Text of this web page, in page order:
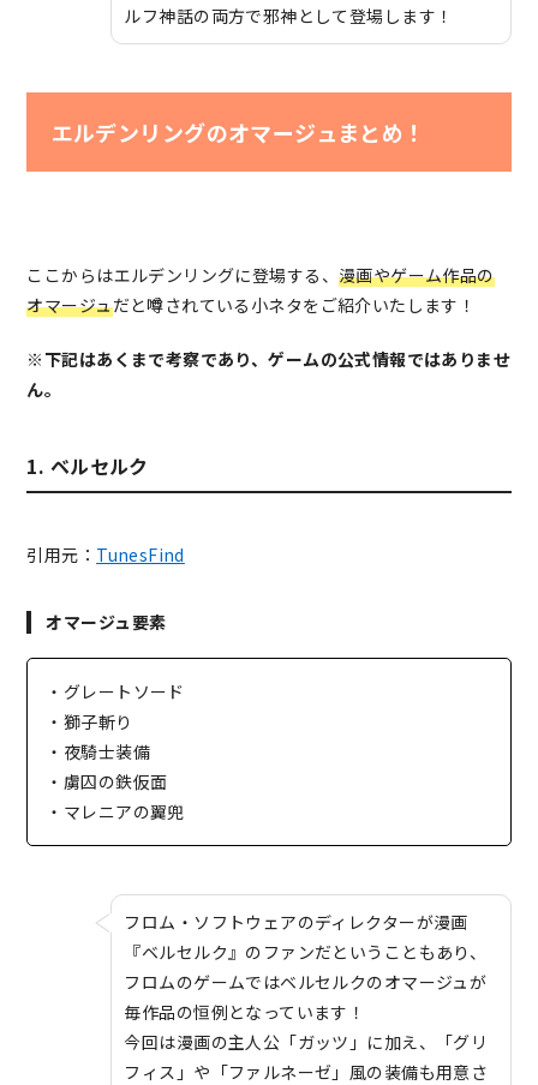
ルフ神話の両方で邪神として登場します！
エルデンリングのオマージュまとめ！
ここからはエルデンリングに登場する、 漫画やゲーム作品の
オマージュだと噂されている小ネタをご紹介いたします！
※下記はあくまで考察であり、ゲームの公式情報ではありませ
ん。
1. ベルセルク
引用元： TunesFind
オマージュ要素
・グレートソード
・獅子斬り
・夜騎士装備
・虜囚の鉄仮面
・マレニアの翼兜
フロム・ソフトウェアのディレクターが漫画
『ベルセルク』のファンだということもあり、
フロムのゲームではベルセルクのオマージュが
毎作品の恒例となっています！
今回は漫画の主人公「ガッツ」に加え、「グリ
フィス」や「ファルネーゼ」風の装備も用意さ